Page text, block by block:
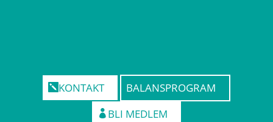
KONTAKT
BALANSPROGRAM
BLI MEDLEM